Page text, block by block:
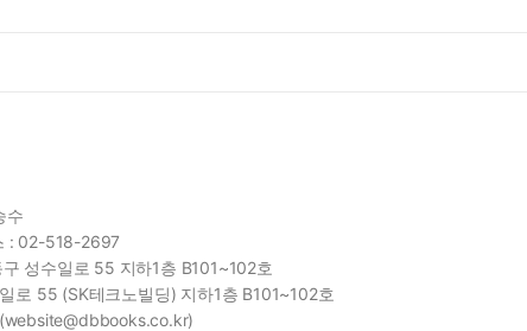
수
: 02-518-2697
성수일로 55 지하1층 B101~102호
로 55 (SK테크노빌딩) 지하1층 B101~102호